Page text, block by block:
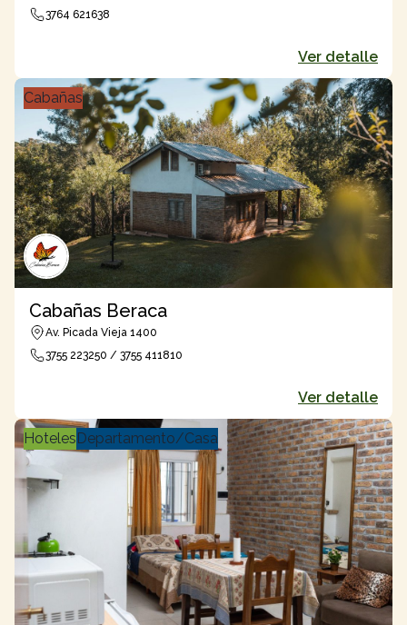
3764 621638
Ver detalle
Cabañas
Cabañas Beraca
Av. Picada Vieja 1400
3755 223250 / 3755 411810
Ver detalle
Hoteles Departamento/Casa